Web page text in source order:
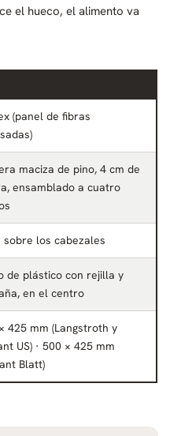
el hueco, el alimento va
(panel de fibras
maciza de pino, 4 cm de
ensamblado a cuatro
sobre los cabezales
de plástico con rejilla y
en el centro
425 mm (Langstroth y
US) · 500 × 425 mm
Blatt)